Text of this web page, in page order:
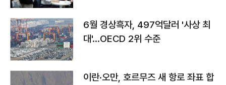
6월 경상흑자, 497억달러 '사상 최
대'…OECD 2위 수준
이란·오만, 호르무즈 새 항로 좌표 합